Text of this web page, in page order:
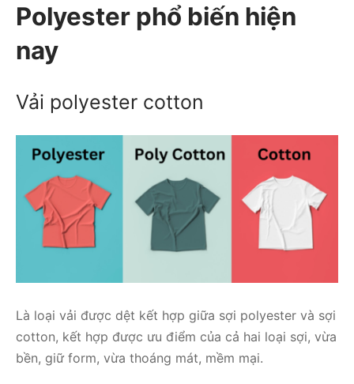
Polyester phổ biến hiện
nay
Vải polyester cotton
Là loại vải được dệt kết hợp giữa sợi polyester và sợi
cotton, kết hợp được ưu điểm của cả hai loại sợi, vừa
bền, giữ form, vừa thoáng mát, mềm mại.